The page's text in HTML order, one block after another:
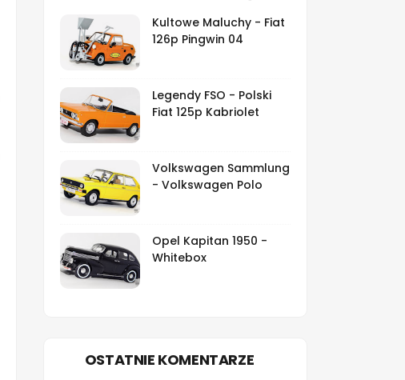
Kultowe Maluchy - Fiat
126p Pingwin 04
Legendy FSO - Polski
Fiat 125p Kabriolet
Volkswagen Sammlung
- Volkswagen Polo
Opel Kapitan 1950 -
Whitebox
OSTATNIE KOMENTARZE